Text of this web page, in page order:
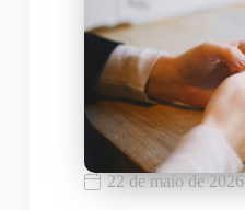
22 de maio de 2026